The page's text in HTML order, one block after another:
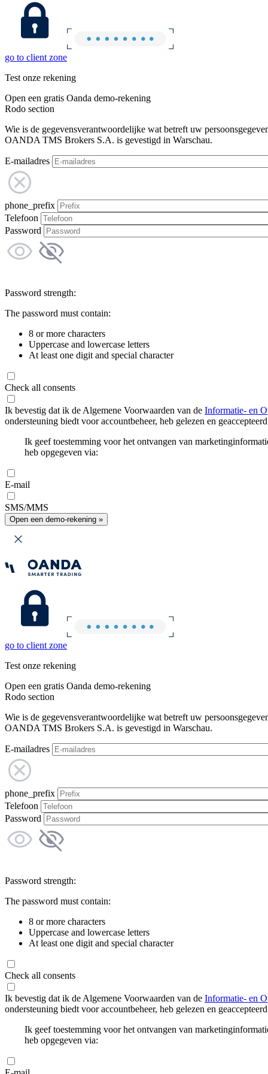
go to client zone
Test onze rekening
Open een gratis Oanda demo-rekening
Rodo section
Wie is de gegevensverantwoordelijke wat betreft uw
OANDA TMS Brokers S.A. is gevestigd in Warschau.
E-mailadres
phone_prefix
Telefoon
Password
Password strength:
The password must contain:
8 or more characters
Uppercase and lowercase letters
At least one digit and special character
Check all consents
Ik bevestig dat ik de Algemene Voorwaarden van de Informatie- en
ondersteuning biedt voor accountbeheer, heb gelezen en
Ik geef toestemming voor het ontvangen van
heb opgegeven via:
E-mail
SMS/MMS
Open een demo-rekening »
go to client zone
Test onze rekening
Open een gratis Oanda demo-rekening
Rodo section
Wie is de gegevensverantwoordelijke wat betreft uw
OANDA TMS Brokers S.A. is gevestigd in Warschau.
E-mailadres
phone_prefix
Telefoon
Password
Password strength:
The password must contain:
8 or more characters
Uppercase and lowercase letters
At least one digit and special character
Check all consents
Ik bevestig dat ik de Algemene Voorwaarden van de Informatie- en
ondersteuning biedt voor accountbeheer, heb gelezen en
Ik geef toestemming voor het ontvangen van
heb opgegeven via: